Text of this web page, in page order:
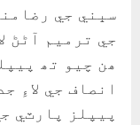
سڀني جي
جي ترميم آڻڻ
ھن چيو تھ
انصاف جي لاءِ
پيپلز پارٽي